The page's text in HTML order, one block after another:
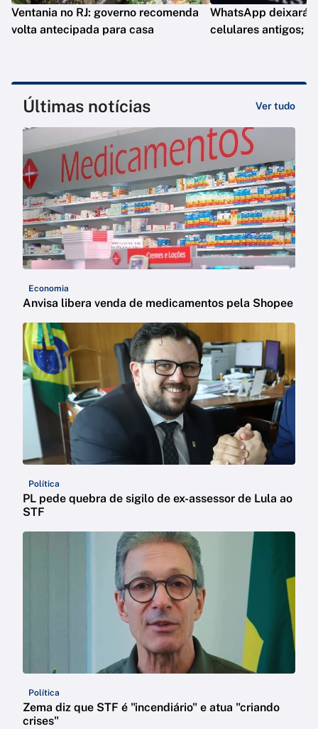
Ventania no RJ: governo recomenda
volta antecipada para casa
WhatsApp deixará
celulares antigos;
Últimas notícias Ver tudo
Economia
Anvisa libera venda de medicamentos pela Shopee
Política
PL pede quebra de sigilo de ex-assessor de Lula ao
STF
Política
Zema diz que STF é "incendiário" e atua "criando
crises"